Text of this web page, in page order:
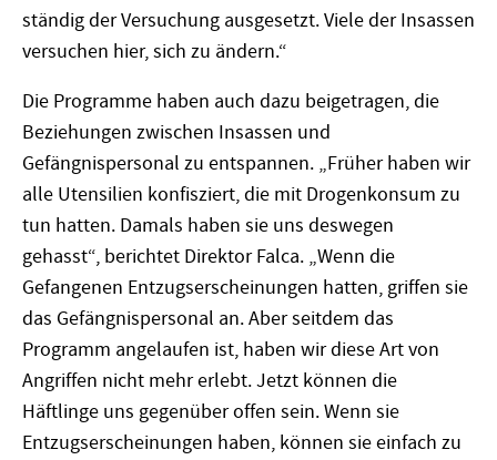
ständig der Versuchung ausgesetzt. Viele der Insassen
versuchen hier, sich zu ändern.“
Die Programme haben auch dazu beigetragen, die
Beziehungen zwischen Insassen und
Gefängnispersonal zu entspannen. „Früher haben wir
alle Utensilien konfisziert, die mit Drogenkonsum zu
tun hatten. Damals haben sie uns deswegen
gehasst“, berichtet Direktor Falca. „Wenn die
Gefangenen Entzugserscheinungen hatten, griffen sie
das Gefängnispersonal an. Aber seitdem das
Programm angelaufen ist, haben wir diese Art von
Angriffen nicht mehr erlebt. Jetzt können die
Häftlinge uns gegenüber offen sein. Wenn sie
Entzugserscheinungen haben, können sie einfach zu